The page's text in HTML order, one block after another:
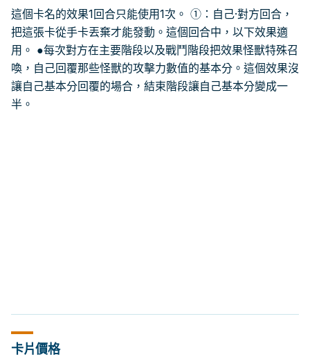
這個卡名的效果1回合只能使用1次。 ①：自己·對方回合，
把這張卡從手卡丟棄才能發動。這個回合中，以下效果適
用。 ●每次對方在主要階段以及戰鬥階段把效果怪獸特殊召
喚，自己回覆那些怪獸的攻擊力數值的基本分。這個效果沒
讓自己基本分回覆的場合，結束階段讓自己基本分變成一
半。
卡片價格